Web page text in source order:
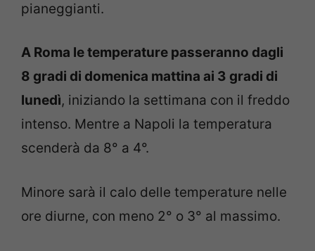
pianeggianti.
A Roma le temperature passeranno dagli
8 gradi di domenica mattina ai 3 gradi di
lunedì, iniziando la settimana con il freddo
intenso. Mentre a Napoli la temperatura
scenderà da 8° a 4°.
Minore sarà il calo delle temperature nelle
ore diurne, con meno 2° o 3° al massimo.